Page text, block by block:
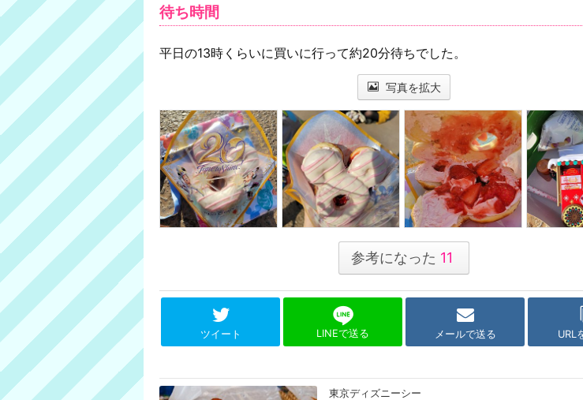
待ち時間
平日の13時くらいに買いに行って約20分待ちでした。
写真を拡大
参考になった 11
ツイート LINEで送る メールで送る URL
東京ディズニーシー